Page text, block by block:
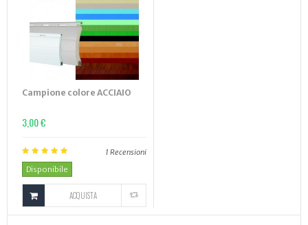
Campione colore ACCIAIO
3,00 €
1 Recensioni
Disponibile
ACQUISTA